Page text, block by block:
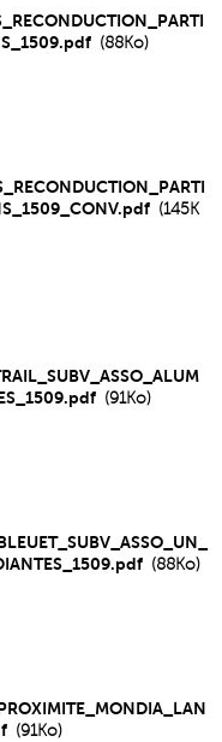
(88Ko)
(145K
(91Ko)
(88Ko)
(91Ko)